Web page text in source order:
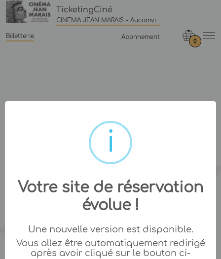
TicketingCiné
CINEMA JEAN MARAIS - Aucamville
Billetterie Abonnement
0
Votre site de réservation
évolue !
Une nouvelle version est disponible.
Vous allez être automatiquement redirigé
après avoir cliqué sur le bouton ci-